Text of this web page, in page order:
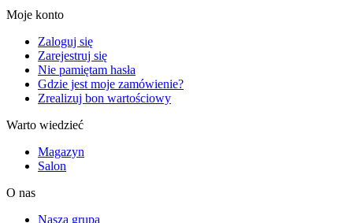
Moje konto
Zaloguj się
Zarejestruj się
Nie pamiętam hasła
Gdzie jest moje zamówienie?
Zrealizuj bon wartościowy
Warto wiedzieć
Magazyn
Salon
O nas
Nasza grupa